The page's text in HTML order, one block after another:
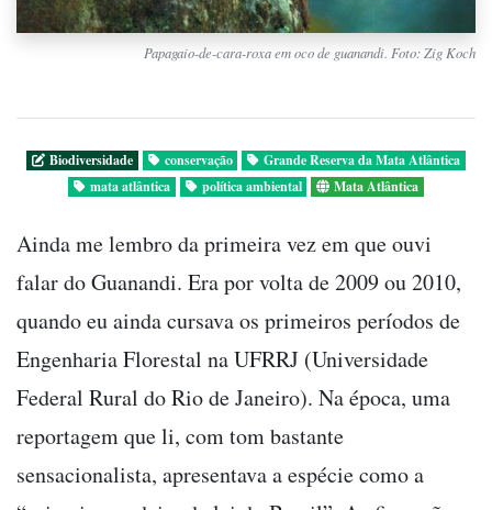
Papagaio-de-cara-roxa em oco de guanandi. Foto: Zig Koch
Biodiversidade conservação
Grande Reserva da Mata Atlântica
mata atlântica
política ambiental Mata Atlântica
Ainda me lembro da primeira vez em que ouvi
falar do Guanandi. Era por volta de 2009 ou 2010,
quando eu ainda cursava os primeiros períodos de
Engenharia Florestal na UFRRJ (Universidade
Federal Rural do Rio de Janeiro). Na época, uma
reportagem que li, com tom bastante
sensacionalista, apresentava a espécie como a